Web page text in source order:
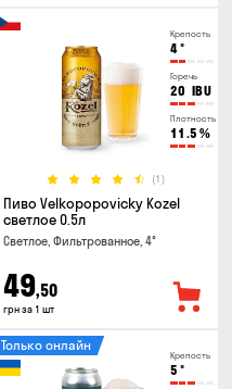
Крепость
4°
Горечь
20 IBU
Плотность
11.5 %
(1)
Пиво Velkopopovicky Kozel
светлое 0.5л
Светлое, Фильтрованное, 4°
49,50
грн за 1 шт
Крепость
5 °
Только онлайн